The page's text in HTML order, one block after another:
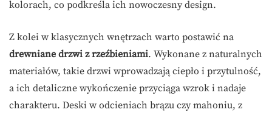
kolorach, co podkreśla ich nowoczesny design.
Z kolei w klasycznych wnętrzach warto postawić na
drewniane drzwi z rzeźbieniami. Wykonane z naturalnych
materiałów, takie drzwi wprowadzają ciepło i przytulność,
a ich detaliczne wykończenie przyciąga wzrok i nadaje
charakteru. Deski w odcieniach brązu czy mahoniu, z